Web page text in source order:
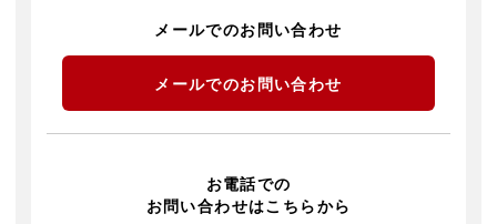
メールでのお問い合わせ
メールでのお問い合わせ
お電話での
お問い合わせはこちらから